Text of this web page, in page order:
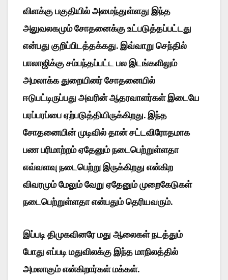
விளக்கு பகுதியில் அமைந்துள்ளது இந்த
அலுவலகமும் சோதனைக்கு உட்படுத்தப்பட்டது
என்பது குறிப்பிடத்தக்கது. இவ்வாறு செந்தில்
பாலாஜிக்கு சம்பந்தப்பட்ட பல இடங்களிலும்
அமலாக்க துறையினர் சோதனையில்
ஈடுபட்டிருப்பது அவரின் ஆதரவாளர்கள் இடையே
பரப்பரப்பை ஏற்படுத்தியிருக்கிறது. இந்த
சோதனையின் முடிவில் தான் சட்டவிரோதமாக
பண பரிமாற்றம் ஏதேனும் நடைபெற்றுள்ளதா
எவ்வளவு நடைபெற்று இருக்கிறது என்கிற
விவரமும் மேலும் வேறு ஏதேனும் முறைகேடுகள்
நடைபெற்றுள்ளதா என்பதும் தெரியவரும்.
இப்படி திமுகவினரே மது ஆலைகள் நடத்தும்
போது எப்படி மதுவிலக்கு இந்த மாநிலத்தில்
அமலாகும் என்கிறார்கள் மக்கள்.